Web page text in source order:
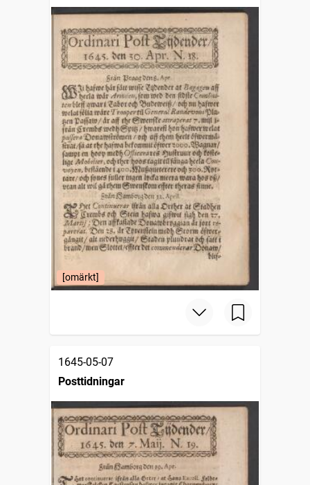
[omärkt]
1645-05-07
Posttidningar